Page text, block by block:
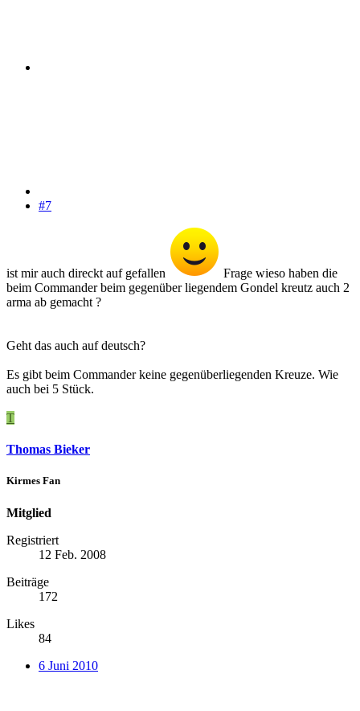
#7
ist mir auch direckt auf gefallen
Frage wieso haben die
beim Commander beim gegenüber liegendem Gondel kreutz auch 2
arma ab gemacht ?
Geht das auch auf deutsch?
Es gibt beim Commander keine gegenüberliegenden Kreuze. Wie
auch bei 5 Stück.
T
Thomas Bieker
Kirmes Fan
Mitglied
Registriert
12 Feb. 2008
Beiträge
172
Likes
84
6 Juni 2010